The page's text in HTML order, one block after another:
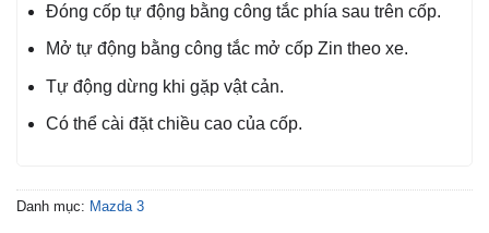
Đóng cốp tự động bằng công tắc phía sau trên cốp.
Mở tự động bằng công tắc mở cốp Zin theo xe.
Tự động dừng khi gặp vật cản.
Có thể cài đặt chiều cao của cốp.
Danh mục: Mazda 3